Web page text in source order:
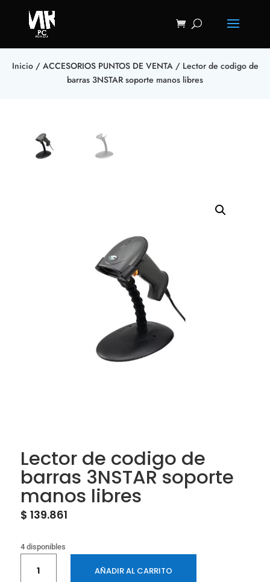
Inicio/ ACCESORIOS PUNTOS DE VENTA/ Lector de codigo de
barras 3NSTAR soporte manos libres
Lector de codigo de
barras 3NSTAR soporte
manos libres
$ 139.861
4 disponibles
AÑADIR AL CARRITO